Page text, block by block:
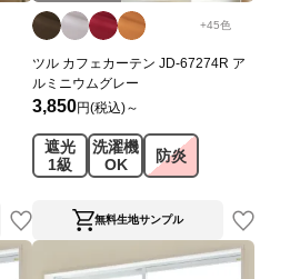
+45色
ツル カフェカーテン JD-67274R ア
ルミニウムグレー
3,850円(税込)～
遮光
1級
洗濯機
OK
防炎
無料生地サンプル